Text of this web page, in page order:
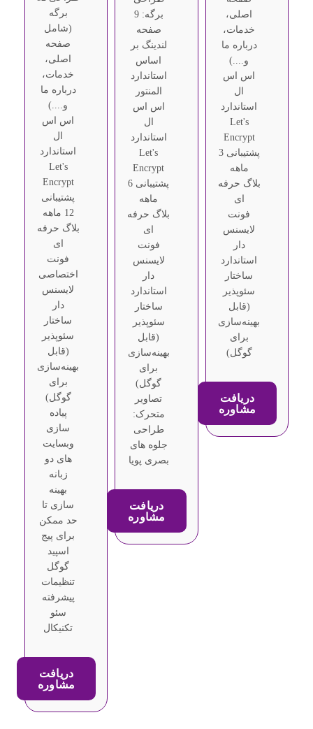
اصلی،
خدمات،
درباره ما
و....)
اس اس
ال
استاندارد
Let's
Encrypt
پشتیبانی 3
ماهه
بلاگ حرفه
ای
فونت
لایسنس
دار
استاندارد
ساختار
سئوپذیر
(قابل
بهینه‌سازی
برای
گوگل)
دریافت
مشاوره
برگه: 9
صفحه
لندینگ بر
اساس
استاندارد
المنتور
اس اس
ال
استاندارد
Let's
Encrypt
پشتیبانی 6
ماهه
بلاگ حرفه
ای
فونت
لایسنس
دار
استاندارد
ساختار
سئوپذیر
(قابل
بهینه‌سازی
برای
گوگل)
تصاویر
متحرک:
طراحی
جلوه های
بصری پویا
دریافت
مشاوره
برگه
(شامل
صفحه
اصلی،
خدمات،
درباره ما
و....)
اس اس
ال
استاندارد
Let's
Encrypt
پشتیبانی
12 ماهه
بلاگ حرفه
ای
فونت
اختصاصی
لایسنس
دار
ساختار
سئوپذیر
(قابل
بهینه‌سازی
برای
گوگل)
پیاده
سازی
وبسایت
های دو
زبانه
بهینه
سازی تا
حد ممکن
برای پیج
اسپید
گوگل
تنظیمات
پیشرفته
سئو
تکنیکال
دریافت
مشاوره